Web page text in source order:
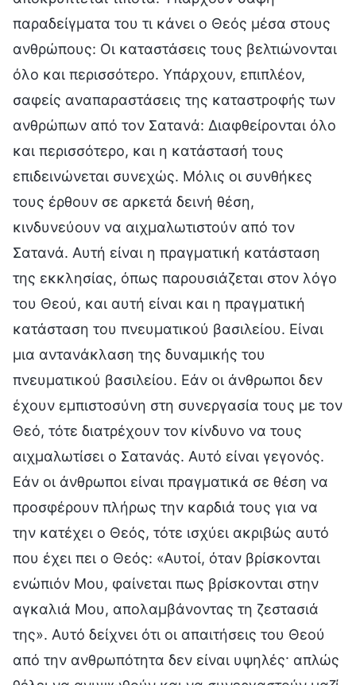
παραδείγματα του τι κάνει ο Θεός μέσα στους
ανθρώπους: Οι καταστάσεις τους βελτιώνονται
όλο και περισσότερο. Υπάρχουν, επιπλέον,
σαφείς αναπαραστάσεις της καταστροφής των
ανθρώπων από τον Σατανά: Διαφθείρονται όλο
και περισσότερο, και η κατάστασή τους
επιδεινώνεται συνεχώς. Μόλις οι συνθήκες
τους έρθουν σε αρκετά δεινή θέση,
κινδυνεύουν να αιχμαλωτιστούν από τον
Σατανά. Αυτή είναι η πραγματική κατάσταση
της εκκλησίας, όπως παρουσιάζεται στον λόγο
του Θεού, και αυτή είναι και η πραγματική
κατάσταση του πνευματικού βασιλείου. Είναι
μια αντανάκλαση της δυναμικής του
πνευματικού βασιλείου. Εάν οι άνθρωποι δεν
έχουν εμπιστοσύνη στη συνεργασία τους με τον
Θεό, τότε διατρέχουν τον κίνδυνο να τους
αιχμαλωτίσει ο Σατανάς. Αυτό είναι γεγονός.
Εάν οι άνθρωποι είναι πραγματικά σε θέση να
προσφέρουν πλήρως την καρδιά τους για να
την κατέχει ο Θεός, τότε ισχύει ακριβώς αυτό
που έχει πει ο Θεός: «Αυτοί, όταν βρίσκονται
ενώπιόν Μου, φαίνεται πως βρίσκονται στην
αγκαλιά Μου, απολαμβάνοντας τη ζεστασιά
της». Αυτό δείχνει ότι οι απαιτήσεις του Θεού
από την ανθρωπότητα δεν είναι υψηλές· απλώς